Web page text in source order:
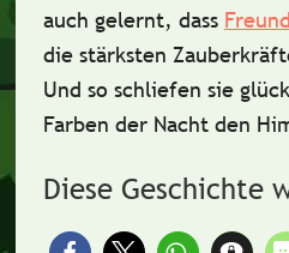
auch gelernt, dass
die stärksten
Und so schliefen sie
Farben der Nacht den
Diese Geschichte